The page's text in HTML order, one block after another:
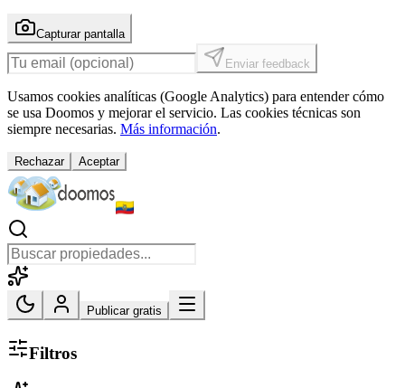
Capturar pantalla
Enviar feedback
Usamos cookies analíticas (Google Analytics) para entender cómo
se usa Doomos y mejorar el servicio. Las cookies técnicas son
siempre necesarias. Más información.
Rechazar Aceptar
Publicar gratis
Filtros